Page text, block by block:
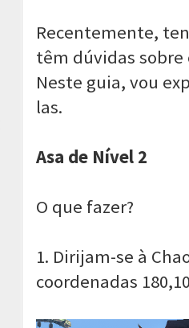
Recentemente,
têm dúvidas sobre
Neste guia, vou
las.
Asa de Nível 2
O que fazer?
1. Dirijam-se à
coordenadas